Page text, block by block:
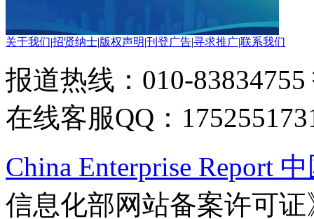
关于我们|招贤纳士|版权声明|刊登广告|寻求推广|联系我们
报道热线：010-83834755
在线客服QQ：
China Enterprise Report
信息化部网站备案许可